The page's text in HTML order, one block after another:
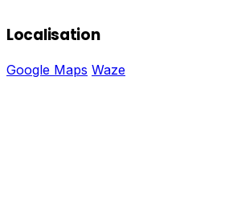
Localisation
Google Maps Waze